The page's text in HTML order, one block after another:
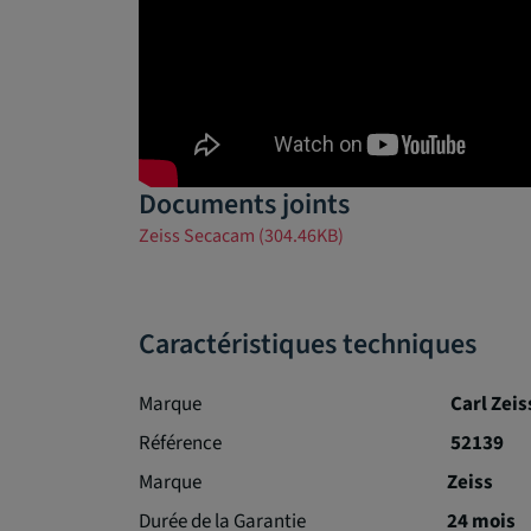
Documents joints
Zeiss Secacam (304.46KB)
Caractéristiques techniques
Marque
Carl
Référence
52139
Marque
Zeiss
Durée de la Garantie
24 mois